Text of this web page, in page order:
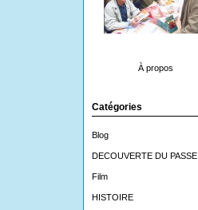
À propos
Catégories
Blog
DECOUVERTE DU PASSE
Film
HISTOIRE